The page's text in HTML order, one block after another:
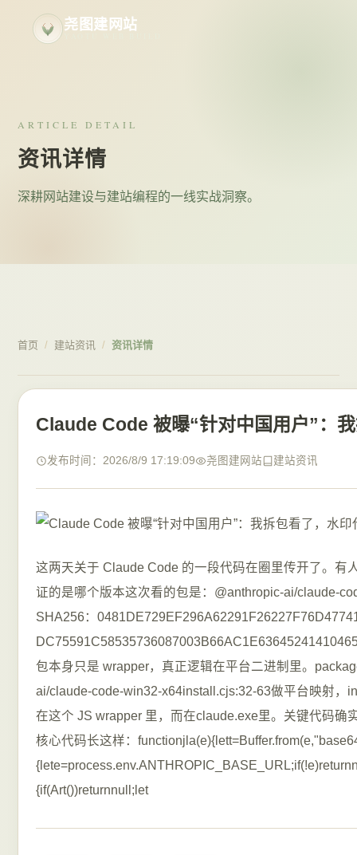
尧图建网站
ARTICLE DETAIL
资讯详情
深耕网站建设与建站编程的一线实战洞察。
首页 / 建站资讯 / 资讯详情
Claude Code 被曝“针对中国用户”：
发布时间：2026/8/9 17:19:09 尧图建网站 建站资讯
这两天关于 Claude Code 的一段代码在圈里传开了。有
证的是哪个版本这次看的包是：@anthropic-ai/claude-
SHA256：
包本身只是 wrapper，真正逻辑在平台二进制里。
ai/claude-code-win32-x64install.cjs:32-63做平台映射，
在这个 JS wrapper 里，而在claude.exe里。关键代码
核心代码长这样：
{if(Art())returnnull;let